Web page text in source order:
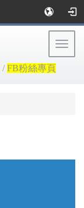
/FB粉絲專頁